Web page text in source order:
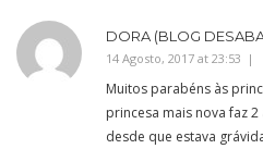
DORA (BLOG
14 Agosto, 2017 at 23:53
Muitos parabéns às
princesa mais nova faz
desde que estava